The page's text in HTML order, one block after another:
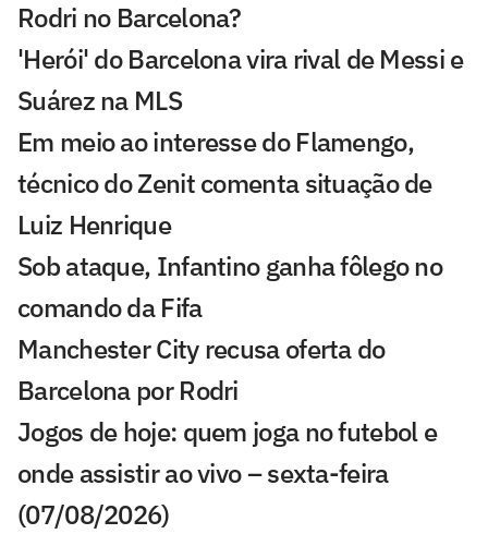
Rodri no Barcelona?
'Herói' do Barcelona vira rival de Messi e
Suárez na MLS
Em meio ao interesse do Flamengo,
técnico do Zenit comenta situação de
Luiz Henrique
Sob ataque, Infantino ganha fôlego no
comando da Fifa
Manchester City recusa oferta do
Barcelona por Rodri
Jogos de hoje: quem joga no futebol e
onde assistir ao vivo – sexta-feira
(07/08/2026)